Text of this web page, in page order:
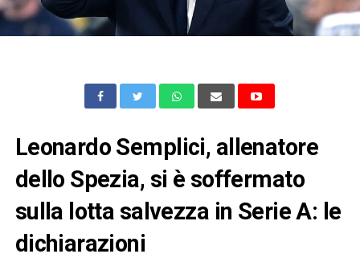
Leonardo Semplici, allenatore
dello Spezia, si è soffermato
sulla lotta salvezza in Serie A: le
dichiarazioni